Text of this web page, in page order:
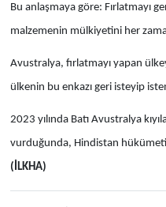
Bu anlaşmaya göre: Fırlatmayı
malzemenin mülkiyetini her
Avustralya, fırlatmayı yapan
ülkenin bu enkazı geri isteyip
2023 yılında Batı Avustralya
vurduğunda, Hindistan
(İLKHA)